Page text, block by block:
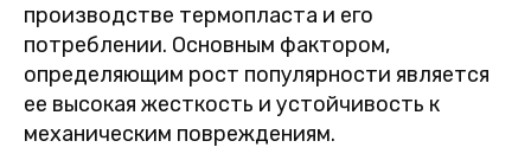
производстве термопласта и его
потреблении. Основным фактором,
определяющим рост популярности является
ее высокая жесткость и устойчивость к
механическим повреждениям.